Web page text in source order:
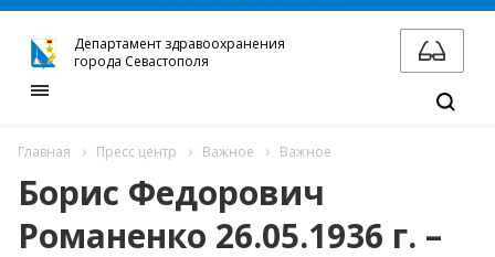
Главная Пресс центр Важное Важное
Борис Федорович
Романенко 26.05.1936 г. –
Департамент здравоохранения
города Севастополя